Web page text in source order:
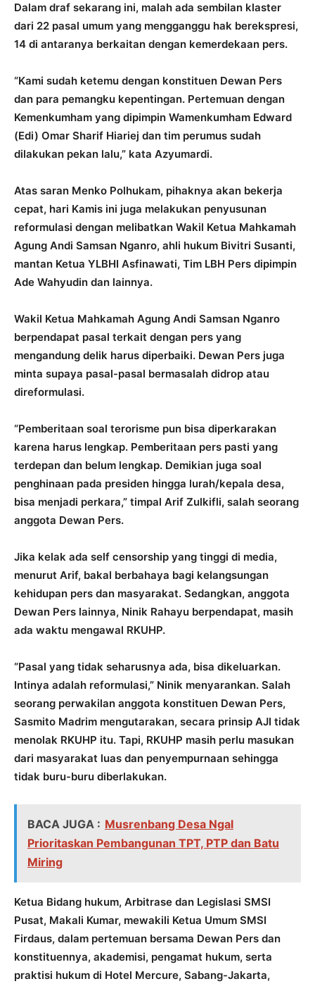
Dalam draf sekarang ini, malah ada sembilan klaster
dari 22 pasal umum yang mengganggu hak berekspresi,
14 di antaranya berkaitan dengan kemerdekaan pers.
“Kami sudah ketemu dengan konstituen Dewan Pers
dan para pemangku kepentingan. Pertemuan dengan
Kemenkumham yang dipimpin Wamenkumham Edward
(Edi) Omar Sharif Hiariej dan tim perumus sudah
dilakukan pekan lalu,” kata Azyumardi.
Atas saran Menko Polhukam, pihaknya akan bekerja
cepat, hari Kamis ini juga melakukan penyusunan
reformulasi dengan melibatkan Wakil Ketua Mahkamah
Agung Andi Samsan Nganro, ahli hukum Bivitri Susanti,
mantan Ketua YLBHI Asfinawati, Tim LBH Pers dipimpin
Ade Wahyudin dan lainnya.
Wakil Ketua Mahkamah Agung Andi Samsan Nganro
berpendapat pasal terkait dengan pers yang
mengandung delik harus diperbaiki. Dewan Pers juga
minta supaya pasal-pasal bermasalah didrop atau
direformulasi.
“Pemberitaan soal terorisme pun bisa diperkarakan
karena harus lengkap. Pemberitaan pers pasti yang
terdepan dan belum lengkap. Demikian juga soal
penghinaan pada presiden hingga lurah/kepala desa,
bisa menjadi perkara,” timpal Arif Zulkifli, salah seorang
anggota Dewan Pers.
Jika kelak ada self censorship yang tinggi di media,
menurut Arif, bakal berbahaya bagi kelangsungan
kehidupan pers dan masyarakat. Sedangkan, anggota
Dewan Pers lainnya, Ninik Rahayu berpendapat, masih
ada waktu mengawal RKUHP.
“Pasal yang tidak seharusnya ada, bisa dikeluarkan.
Intinya adalah reformulasi,” Ninik menyarankan. Salah
seorang perwakilan anggota konstituen Dewan Pers,
Sasmito Madrim mengutarakan, secara prinsip AJI tidak
menolak RKUHP itu. Tapi, RKUHP masih perlu masukan
dari masyarakat luas dan penyempurnaan sehingga
tidak buru-buru diberlakukan.
BACA JUGA : Musrenbang Desa Ngal
Prioritaskan Pembangunan TPT, PTP dan Batu
Miring
Ketua Bidang hukum, Arbitrase dan Legislasi SMSI
Pusat, Makali Kumar, mewakili Ketua Umum SMSI
Firdaus, dalam pertemuan bersama Dewan Pers dan
konstituennya, akademisi, pengamat hukum, serta
praktisi hukum di Hotel Mercure, Sabang-Jakarta,